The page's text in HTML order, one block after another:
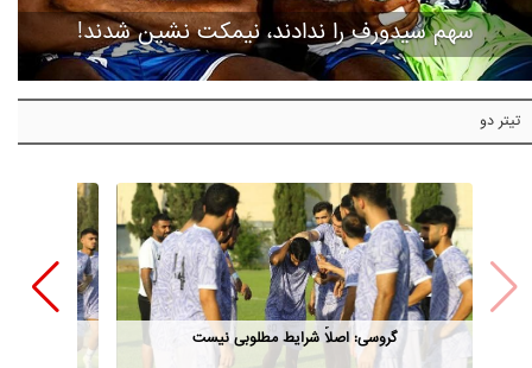
سهم سیدورف را ندادند، نیمکت نشین شدند!
تیتر دو
گروسی: اصلاً شرایط مطلوبی نیست